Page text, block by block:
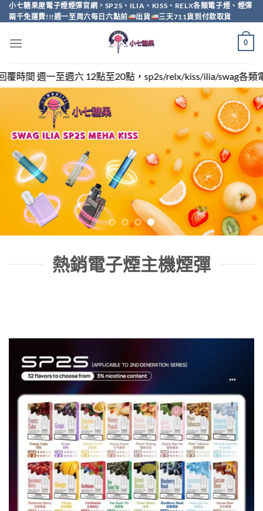
Skip
to
小七糖果屋電子煙煙彈官網，SP2S、ILIA、KISS、RELX各類電子煙、煙彈
兩千免運費!!!週一至周六每日六點前
出貨 三天711貨到付款取貨
0
20點，sp2s/relx/kiss/ilia/swag各類電子煙煙彈買越多越便宜
熱銷電子煙主機煙彈